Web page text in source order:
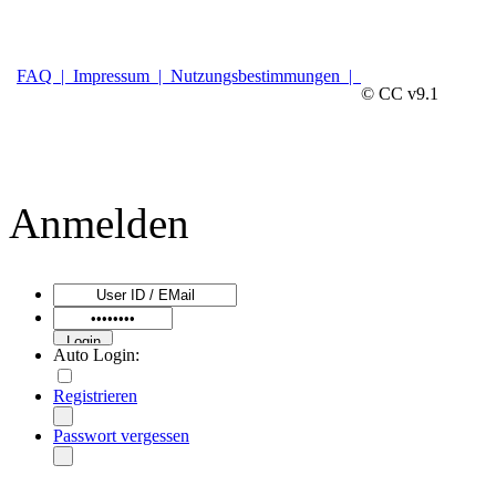
FAQ | Impressum | Nutzungsbestimmungen |
© CC v9.1
Anmelden
Auto Login:
Registrieren
Passwort vergessen